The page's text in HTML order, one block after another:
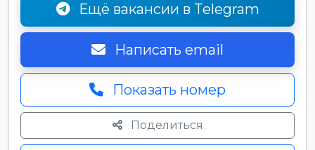
Ещё вакансии в Telegram
Написать email
Показать номер
Поделиться